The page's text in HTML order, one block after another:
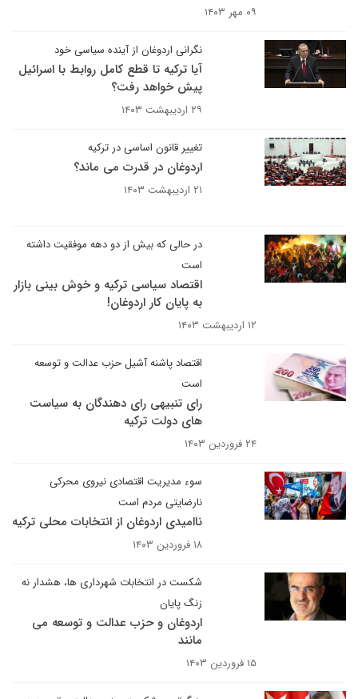
۰۹ مهر ۱۴۰۳
نگرانی اردوغان از آینده سیاسی خود
آیا ترکیه تا قطع کامل روابط با اسرائیل
پیش خواهد رفت؟
۲۹ اردیبهشت ۱۴۰۳
تغییر قانون اساسی در ترکیه
اردوغان در قدرت می ماند؟
۲۱ اردیبهشت ۱۴۰۳
در حالی که بیش از دو دهه موفقیت داشته
است
اقتصاد سیاسی ترکیه و خوش بینی بازار
به پایان کار اردوغان!
۱۲ اردیبهشت ۱۴۰۳
اقتصاد پاشنه آشیل حزب عدالت و توسعه
است
رای تنبیهی رای دهندگان به سیاست
های دولت ترکیه
۲۴ فروردین ۱۴۰۳
سوء مدیریت اقتصادی نیروی محرکی
نارضایتی مردم است
ناامیدی اردوغان از انتخابات محلی ترکیه
۱۸ فروردین ۱۴۰۳
شکست در انتخابات شهرداری ها، هشدار نه
زنگ پایان
اردوغان و حزب عدالت و توسعه می
مانند
۱۵ فروردین ۱۴۰۳